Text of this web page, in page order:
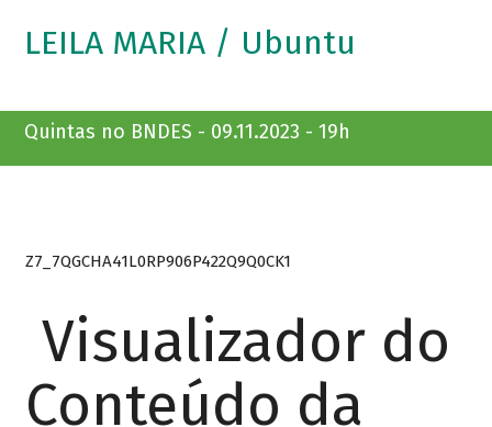
LEILA MARIA / Ubuntu
Quintas no BNDES - 09.11.2023 - 19h
Z7_7QGCHA41L0RP906P422Q9Q0CK1
Visualizador do
Conteúdo da